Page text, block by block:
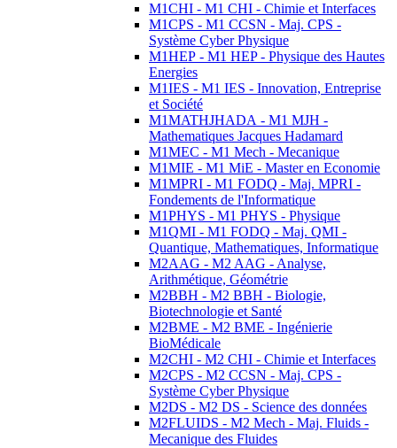
M1CHI - M1 CHI - Chimie et Interfaces
M1CPS - M1 CCSN - Maj. CPS -
Système Cyber Physique
M1HEP - M1 HEP - Physique des Hautes
Energies
M1IES - M1 IES - Innovation, Entreprise
et Société
M1MATHJHADA - M1 MJH -
Mathematiques Jacques Hadamard
M1MEC - M1 Mech - Mecanique
M1MIE - M1 MiE - Master en Economie
M1MPRI - M1 FODQ - Maj. MPRI -
Fondements de l'Informatique
M1PHYS - M1 PHYS - Physique
M1QMI - M1 FODQ - Maj. QMI -
Quantique, Mathematiques, Informatique
M2AAG - M2 AAG - Analyse,
Arithmétique, Géométrie
M2BBH - M2 BBH - Biologie,
Biotechnologie et Santé
M2BME - M2 BME - Ingénierie
BioMédicale
M2CHI - M2 CHI - Chimie et Interfaces
M2CPS - M2 CCSN - Maj. CPS -
Système Cyber Physique
M2DS - M2 DS - Science des données
M2FLUIDS - M2 Mech - Maj. Fluids -
Mecanique des Fluides